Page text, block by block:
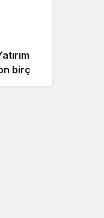
birçok